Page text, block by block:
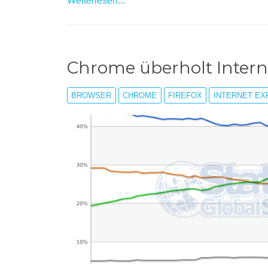
Chrome überholt
BROWSER CHROME FIREFOX INTERNET